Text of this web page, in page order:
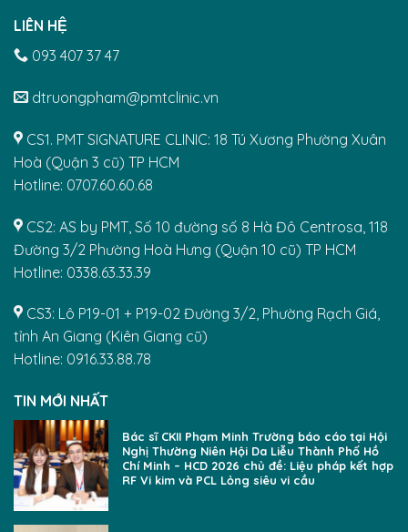
LIÊN HỆ
093 407 37 47
dtruongpham@pmtclinic.vn
CS1. PMT SIGNATURE CLINIC: 18 Tú Xương Phường Xuân
Hoà (Quận 3 cũ) TP HCM
Hotline: 0707.60.60.68
CS2: AS by PMT, Số 10 đường số 8 Hà Đô Centrosa, 118
Đường 3/2 Phường Hoà Hưng (Quận 10 cũ) TP HCM
Hotline: 0338.63.33.39
CS3: Lô P19-01 + P19-02 Đường 3/2, Phường Rạch Giá,
tỉnh An Giang (Kiên Giang cũ)
Hotline: 0916.33.88.78
TIN MỚI NHẤT
Bác sĩ CKII Phạm Minh Trường báo cáo tại Hội
Nghị Thường Niên Hội Da Liễu Thành Phố Hồ
Chí Minh – HCD 2026 chủ đề: Liệu pháp kết hợp
RF Vi kim và PCL Lỏng siêu vi cầu